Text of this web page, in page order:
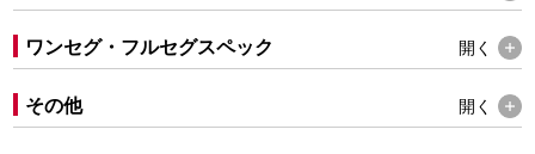
ワンセグ・フルセグスペック 開く
その他 開く